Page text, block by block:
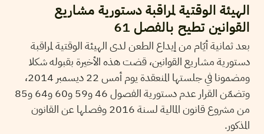
الهيئة الوقتية لمراقبة دستورية مشاريع
القوانين تطيح بالفصل 61
بعد ثمانية أيّام من إيداع الطعن لدى الهيئة الوقتية لمراقبة
دستورية مشاريع القوانين، قضت هذه الأخيرة بقبوله شكلا
ومضمونا في جلستها المنعقدة يوم أمس 22 ديسمبر 2014،
وتضمّن القرار عدم دستورية الفصول 46 و59 و60 و64 و85
من مشروع قانون المالية لسنة 2016 وفصلها عن القانون
المذكور.